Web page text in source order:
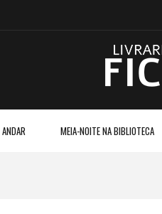
ANDAR MEIA-NOITE NA BIBLIOTECA